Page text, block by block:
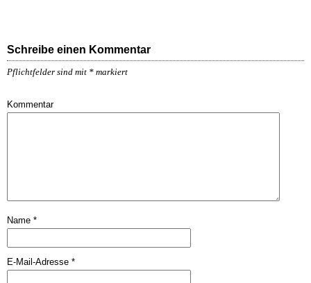
Schreibe einen Kommentar
Pflichtfelder sind mit * markiert
Kommentar
Name *
E-Mail-Adresse *